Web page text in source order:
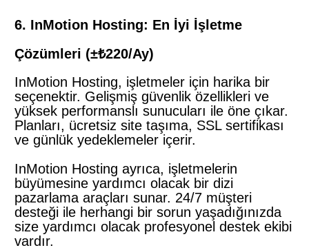
6. InMotion Hosting: En İyi İşletme
Çözümleri (±₺220/Ay)
InMotion Hosting, işletmeler için harika bir
seçenektir. Gelişmiş güvenlik özellikleri ve
yüksek performanslı sunucuları ile öne çıkar.
Planları, ücretsiz site taşıma, SSL sertifikası
ve günlük yedeklemeler içerir.
InMotion Hosting ayrıca, işletmelerin
büyümesine yardımcı olacak bir dizi
pazarlama araçları sunar. 24/7 müşteri
desteği ile herhangi bir sorun yaşadığınızda
size yardımcı olacak profesyonel destek ekibi
vardır.